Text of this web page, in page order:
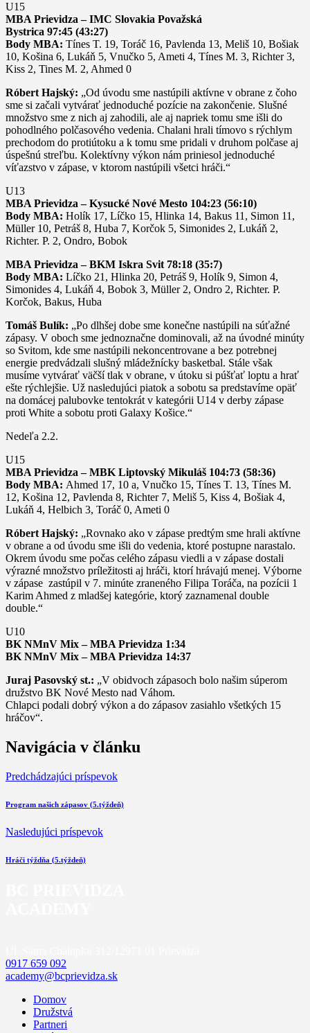
U15
MBA Prievidza – IMC Slovakia Považská
Bystrica 97:45 (43:27)
Body MBA: Tínes T. 19, Toráč 16, Pavlenda 13, Meliš 10, Bošiak
10, Košina 6, Lukáň 5, Vnučko 5, Ameti 4, Tínes M. 3, Richter 3,
Kiss 2, Tines M. 2, Ahmed 0
Róbert Hajský: „Od úvodu sme nastúpili aktívne v obrane z čoho
sme si začali vytvárať jednoduché pozície na zakončenie. Slušné
množstvo sme z nich aj zahodili, ale aj napriek tomu sme išli do
pohodlného polčasového vedenia. Chalani hrali tímovo s rýchlym
prechodom do protiútoku a k tomu sme pridali v druhom polčase aj
úspešnú streľbu. Kolektívny výkon nám priniesol jednoduché
víťazstvo v zápase, v ktorom nastúpili všetci hráči.“
U13
MBA Prievidza – Kysucké Nové Mesto 104:23 (56:10)
Body MBA: Holík 17, Líčko 15, Hlinka 14, Bakus 11, Simon 11,
Müller 10, Petráš 8, Huba 7, Korčok 5, Simonides 2, Lukáň 2,
Richter. P. 2, Ondro, Bobok
MBA Prievidza – BKM Iskra Svit 78:18 (35:7)
Body MBA: Líčko 21, Hlinka 20, Petráš 9, Holík 9, Simon 4,
Simonides 4, Lukáň 4, Bobok 3, Müller 2, Ondro 2, Richter. P.
Korčok, Bakus, Huba
Tomáš Bulík: „Po dlhšej dobe sme konečne nastúpili na súťažné
zápasy. V oboch sme jednoznačne dominovali, až na úvodné minúty
so Svitom, kde sme nastúpili nekoncentrovane a bez potrebnej
energie predvádzali slušný mládežnícky basketbal. Stále však
musíme vytvárať väčší tlak v obrane, v útoku si púšťať loptu a hrať
ešte rýchlejšie. Už nasledujúci piatok a sobotu sa predstavíme opäť
na domácej palubovke tentokrát v kategórii U14 v derby zápase
proti White a sobotu proti Galaxy Košice.“
Nedeľa 2.2.
U15
MBA Prievidza – MBK Liptovský Mikuláš 104:73 (58:36)
Body MBA: Ahmed 17, 10 a, Vnučko 15, Tínes T. 13, Tínes M.
12, Košina 12, Pavlenda 8, Richter 7, Meliš 5, Kiss 4, Bošiak 4,
Lukáň 4, Helbich 3, Toráč 0, Ameti 0
Róbert Hajský: „Rovnako ako v zápase predtým sme hrali aktívne
v obrane a od úvodu sme išli do vedenia, ktoré postupne narastalo.
Okrem úvodu sme počas celého zápasu viedli a v zápase dostali
výrazné množstvo príležitosti aj hráči, ktorí hrávajú menej. Výborne
v zápase zastúpil v 7. minúte zraneného Filipa Toráča, na pozícii 1
Karim Ahmed z mladšej kategórie, ktorý zaznamenal double
double.“
U10
BK NMnV Mix – MBA Prievidza 1:34
BK NMnV Mix – MBA Prievidza 14:37
Juraj Pasovský st.: „V obidvoch zápasoch bolo našim súperom
družstvo BK Nové Mesto nad Váhom.
Chlapci podali dobrý výkon a do zápasov zasiahlo všetkých 15
hráčov“.
Navigácia v článku
Predchádzajúci príspevok
Program našich zápasov (5.týždeň)
Nasledujúci príspevok
Hráči týždňa (5.týždeň)
0917 659 092
academy@bcprievidza.sk
Domov
Družstvá
Partneri